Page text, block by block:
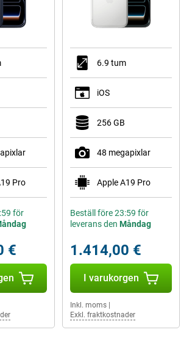
Pro
för
€
6.9 tum
iOS
256 GB
48 megapixlar
Apple A19 Pro
Beställ före 23:59 för
leverans den Måndag
1.414,00 €
I varukorgen
Inkl. moms|
Exkl. fraktkostnader